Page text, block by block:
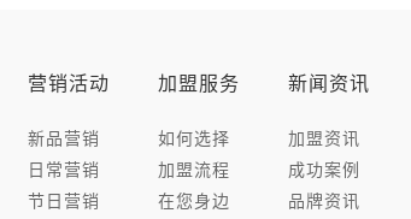
营销活动
新品营销
日常营销
节日营销
加盟服务
如何选择
加盟流程
在您身边
新闻资讯
加盟资讯
成功案例
品牌资讯